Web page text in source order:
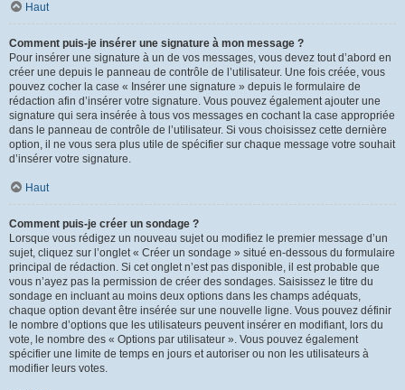
Haut
Comment puis-je insérer une signature à mon message ?
Pour insérer une signature à un de vos messages, vous devez tout d’abord en
créer une depuis le panneau de contrôle de l’utilisateur. Une fois créée, vous
pouvez cocher la case « Insérer une signature » depuis le formulaire de
rédaction afin d’insérer votre signature. Vous pouvez également ajouter une
signature qui sera insérée à tous vos messages en cochant la case appropriée
dans le panneau de contrôle de l’utilisateur. Si vous choisissez cette dernière
option, il ne vous sera plus utile de spécifier sur chaque message votre souhait
d’insérer votre signature.
Haut
Comment puis-je créer un sondage ?
Lorsque vous rédigez un nouveau sujet ou modifiez le premier message d’un
sujet, cliquez sur l’onglet « Créer un sondage » situé en-dessous du formulaire
principal de rédaction. Si cet onglet n’est pas disponible, il est probable que
vous n’ayez pas la permission de créer des sondages. Saisissez le titre du
sondage en incluant au moins deux options dans les champs adéquats,
chaque option devant être insérée sur une nouvelle ligne. Vous pouvez définir
le nombre d’options que les utilisateurs peuvent insérer en modifiant, lors du
vote, le nombre des « Options par utilisateur ». Vous pouvez également
spécifier une limite de temps en jours et autoriser ou non les utilisateurs à
modifier leurs votes.